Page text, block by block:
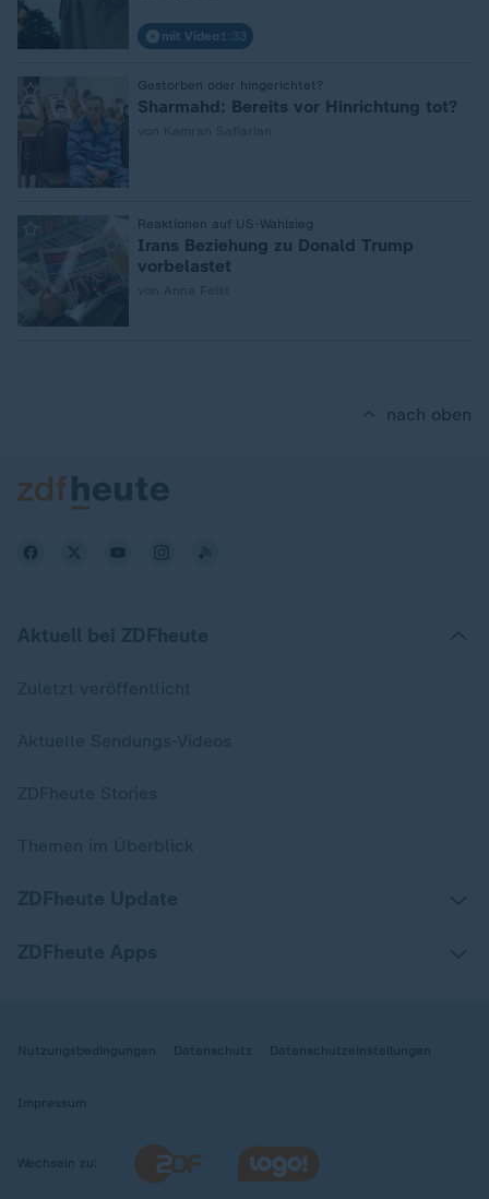
mit Video 1:33
Gestorben oder hingerichtet?
Sharmahd: Bereits vor Hinrichtung tot?
Reaktionen auf US-Wahlsieg
Irans Beziehung zu Donald Trump
vorbelastet
nach oben
Nutzungsbedingungen Datenschutz Datenschutzeinstellungen
Impressum
Wechseln zu: